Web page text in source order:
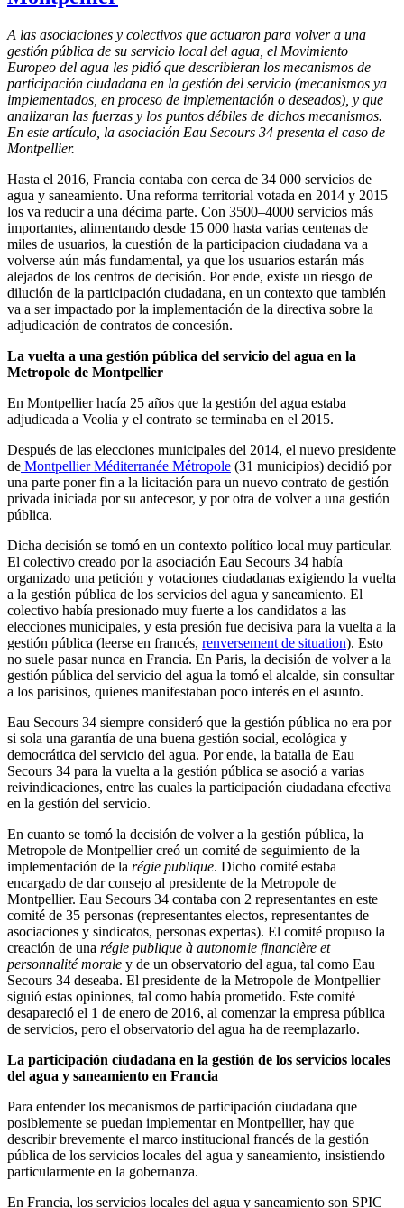
A las asociaciones y colectivos que actuaron para volver a una
gestión pública de su servicio local del agua, el Movimiento
Europeo del agua les pidió que describieran los mecanismos de
participación ciudadana en la gestión del servicio (mecanismos ya
implementados, en proceso de implementación o deseados), y que
analizaran las fuerzas y los puntos débiles de dichos mecanismos.
En este artículo, la asociación Eau Secours 34 presenta el caso de
Montpellier.
Hasta el 2016, Francia contaba con cerca de 34 000 servicios de
agua y saneamiento. Una reforma territorial votada en 2014 y 2015
los va reducir a una décima parte. Con 3500–4000 servicios más
importantes, alimentando desde 15 000 hasta varias centenas de
miles de usuarios, la cuestión de la participacion ciudadana va a
volverse aún más fundamental, ya que los usuarios estarán más
alejados de los centros de decisión. Por ende, existe un riesgo de
dilución de la participación ciudadana, en un contexto que también
va a ser impactado por la implementación de la directiva sobre la
adjudicación de contratos de concesión.
La vuelta a una gestión pública del servicio del agua en la
Metropole de Montpellier
En Montpellier hacía 25 años que la gestión del agua estaba
adjudicada a Veolia y el contrato se terminaba en el 2015.
Después de las elecciones municipales del 2014, el nuevo presidente
de Montpellier Méditerranée Métropole (31 municipios) decidió por
una parte poner fin a la licitación para un nuevo contrato de gestión
privada iniciada por su antecesor, y por otra de volver a una gestión
pública.
Dicha decisión se tomó en un contexto político local muy particular.
El colectivo creado por la asociación Eau Secours 34 había
organizado una petición y votaciones ciudadanas exigiendo la vuelta
a la gestión pública de los servicios del agua y saneamiento. El
colectivo había presionado muy fuerte a los candidatos a las
elecciones municipales, y esta presión fue decisiva para la vuelta a la
gestión pública (leerse en francés, renversement de situation). Esto
no suele pasar nunca en Francia. En Paris, la decisión de volver a la
gestión pública del servicio del agua la tomó el alcalde, sin consultar
a los parisinos, quienes manifestaban poco interés en el asunto.
Eau Secours 34 siempre consideró que la gestión pública no era por
si sola una garantía de una buena gestión social, ecológica y
democrática del servicio del agua. Por ende, la batalla de Eau
Secours 34 para la vuelta a la gestión pública se asoció a varias
reivindicaciones, entre las cuales la participación ciudadana efectiva
en la gestión del servicio.
En cuanto se tomó la decisión de volver a la gestión pública, la
Metropole de Montpellier creó un comité de seguimiento de la
implementación de la régie publique. Dicho comité estaba
encargado de dar consejo al presidente de la Metropole de
Montpellier. Eau Secours 34 contaba con 2 representantes en este
comité de 35 personas (representantes electos, representantes de
asociaciones y sindicatos, personas expertas). El comité propuso la
creación de una régie publique à autonomie financière et
personnalité morale y de un observatorio del agua, tal como Eau
Secours 34 deseaba. El presidente de la Metropole de Montpellier
siguió estas opiniones, tal como había prometido. Este comité
desapareció el 1 de enero de 2016, al comenzar la empresa pública
de servicios, pero el observatorio del agua ha de reemplazarlo.
La participación ciudadana en la gestión de los servicios locales
del agua y saneamiento en Francia
Para entender los mecanismos de participación ciudadana que
posiblemente se puedan implementar en Montpellier, hay que
describir brevemente el marco institucional francés de la gestión
pública de los servicios locales del agua y saneamiento, insistiendo
particularmente en la gobernanza.
En Francia, los servicios locales del agua y saneamiento son SPIC